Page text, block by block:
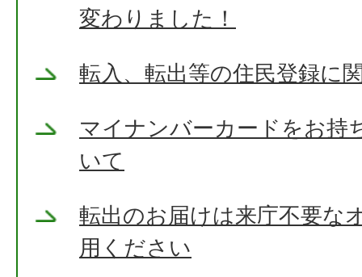
変わりました！
転入、転出等の住民登録に
マイナンバーカードをお持
いて
転出のお届けは来庁不要な
用ください